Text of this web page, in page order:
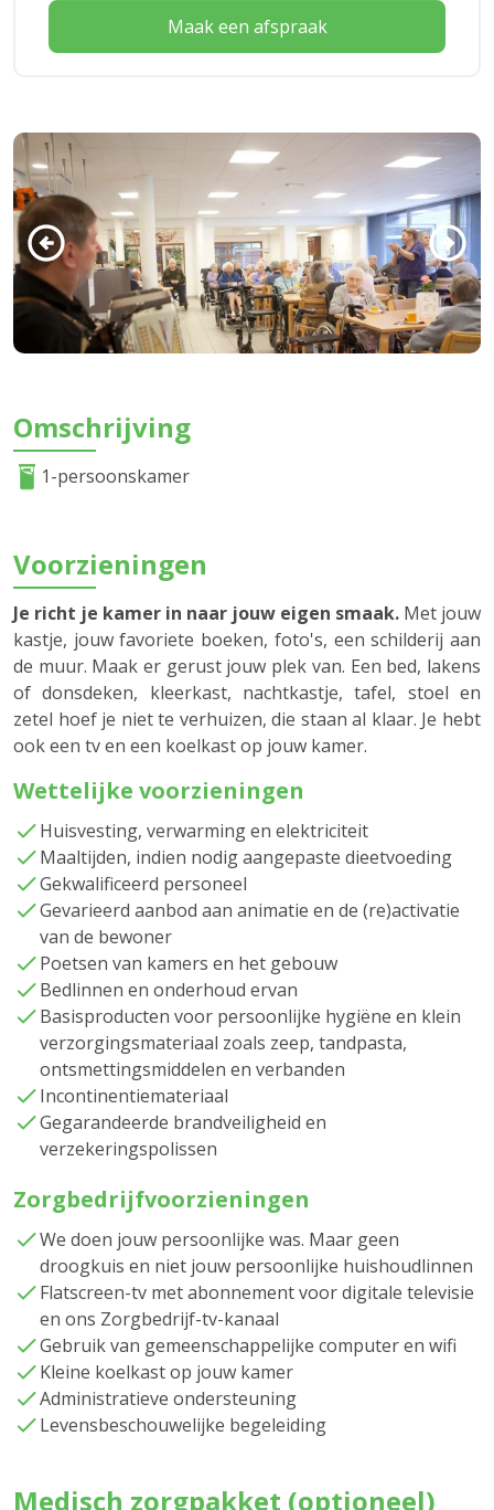
Omschrijving
1-persoonskamer
Voorzieningen
Je richt je kamer in naar jouw eigen smaak. Met jouw
kastje, jouw favoriete boeken, foto's, een schilderij aan
de muur. Maak er gerust jouw plek van. Een bed, lakens
of donsdeken, kleerkast, nachtkastje, tafel, stoel en
zetel hoef je niet te verhuizen, die staan al klaar. Je hebt
ook een tv en een koelkast op jouw kamer.
Wettelijke voorzieningen
Huisvesting, verwarming en elektriciteit
Maaltijden, indien nodig aangepaste dieetvoeding
Gekwalificeerd personeel
Gevarieerd aanbod aan animatie en de (re)activatie
van de bewoner
Poetsen van kamers en het gebouw
Bedlinnen en onderhoud ervan
Basisproducten voor persoonlijke hygiëne en klein
verzorgingsmateriaal zoals zeep, tandpasta,
ontsmettingsmiddelen en verbanden
Incontinentiemateriaal
Gegarandeerde brandveiligheid en
verzekeringspolissen
Zorgbedrijfvoorzieningen
We doen jouw persoonlijke was. Maar geen
droogkuis en niet jouw persoonlijke huishoudlinnen
Flatscreen-tv met abonnement voor digitale televisie
en ons Zorgbedrijf-tv-kanaal
Gebruik van gemeenschappelijke computer en wifi
Kleine koelkast op jouw kamer
Administratieve ondersteuning
Levensbeschouwelijke begeleiding
Medisch zorgpakket (optioneel)
Maak een afspraak